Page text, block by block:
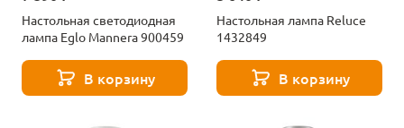
Настольная светодиодная
лампа Eglo Mannera 900459
В корзину
Настольная лампа Reluce
1432849
В корзину